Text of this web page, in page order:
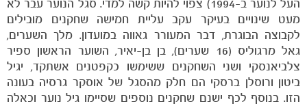
משחקים
ותוצאות
העל לנוער ב-1994) צפוי להיות קשה למדי. סגל הנוער עבר לא
מעט שינויים בעיקר עקב עליית חמישה שחקנים מובילים
לקבוצה הבוגרת, דבר המעורר גאווה במועדון. מלך השערים,
גאל מרגוליס (16 שערים), בן בן-יאיר, השוער הראשון ספיר
צלביאנסקי ושני השחקנים ששימשו כקפטנים אשתקד, יגיל
ביטון ורוסלן ברסקי הם חלק מהסגל של אוסקר גרסיה בעונה
הזו. בנוסף לכף ישנם שחקנים נוספים שסיימו גיל נוער וכאלה